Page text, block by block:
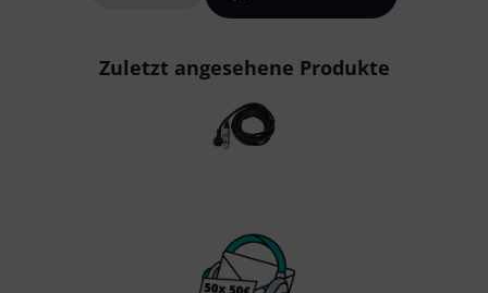
Zuletzt angesehene Produkte